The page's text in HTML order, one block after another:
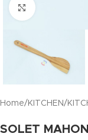
Home/ KITCHEN/
SOLET